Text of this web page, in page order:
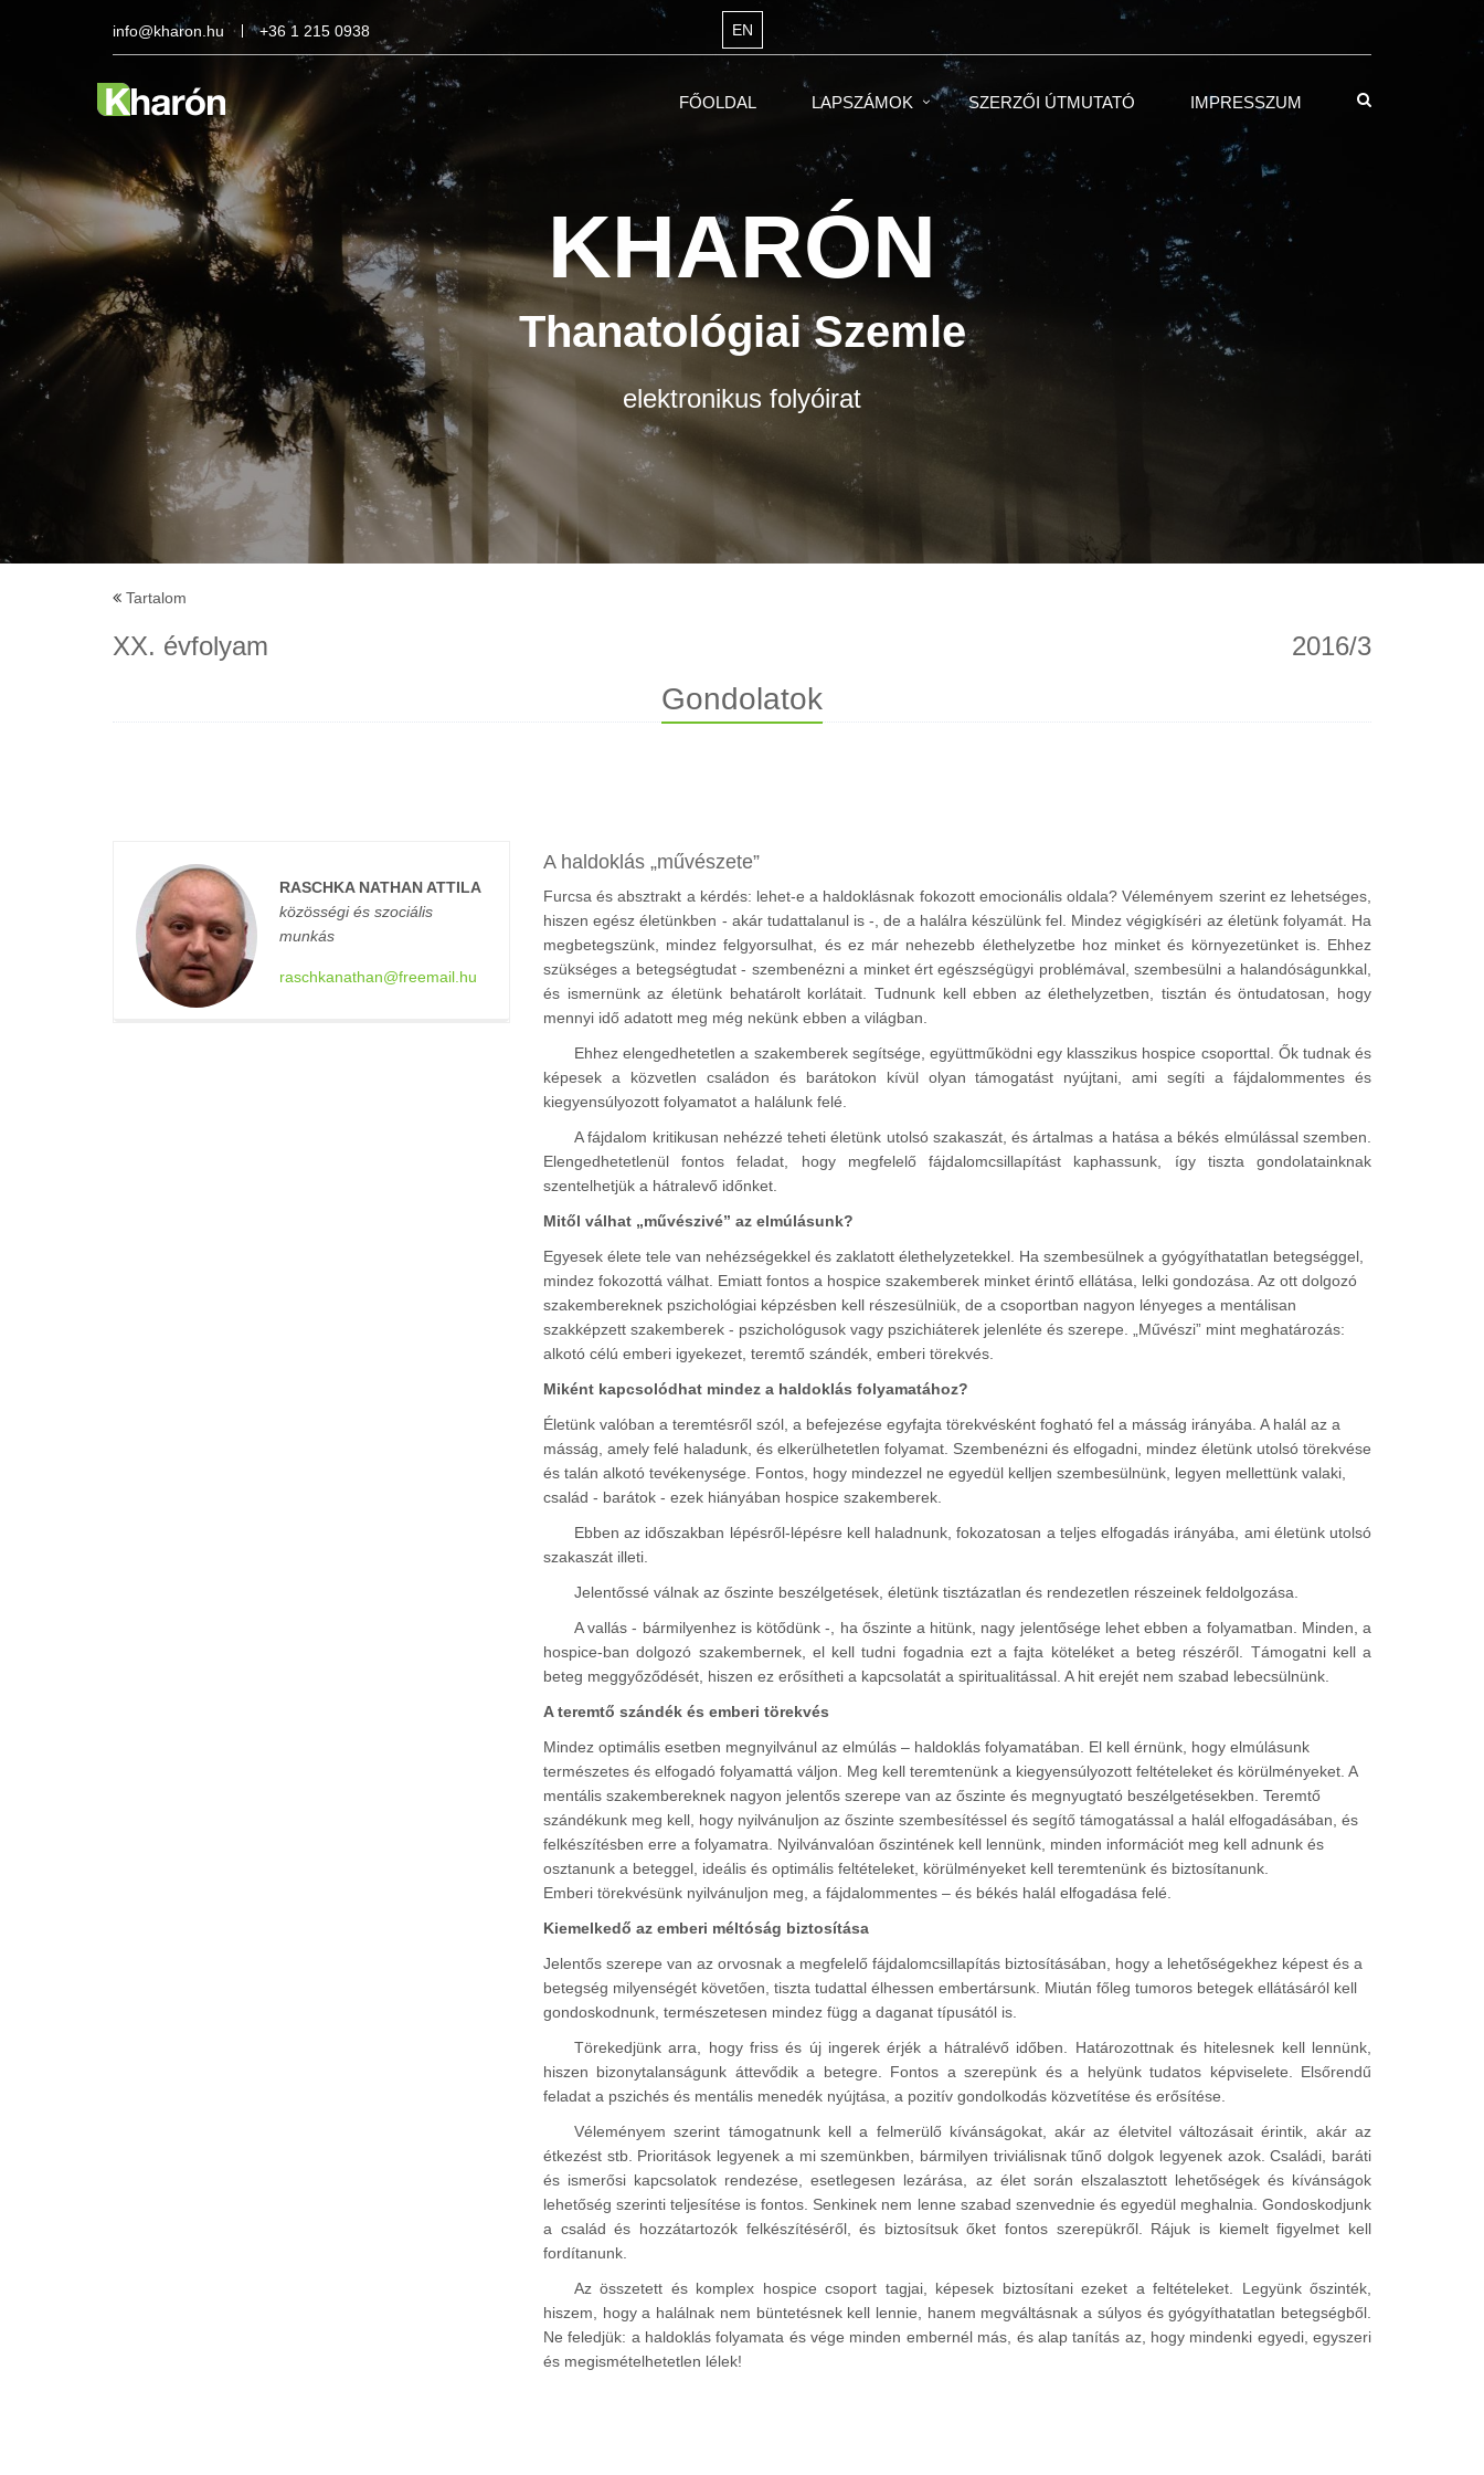
info@kharon.hu +36 1 215 0938 EN
FŐOLDAL LAPSZÁMOK SZERZŐI ÚTMUTATÓ IMPRESSZUM
KHARÓN
Thanatológiai Szemle
elektronikus folyóirat
Tartalom
XX. évfolyam 2016/3
Gondolatok
RASCHKA NATHAN ATTILA
közösségi és szociális
munkás
raschkanathan@freemail.hu
A haldoklás művészete
Furcsa és absztrakt a kérdés: lehet-e a haldoklásnak fokozott emocionális oldala? Véleményem szerint ez lehetséges,
hiszen egész életünkben - akár tudattalanul is -, de a halálra készülünk fel. Mindez végigkíséri az életünk folyamát. Ha
megbetegszünk, mindez felgyorsulhat, és ez már nehezebb élethelyzetbe hoz minket és környezetünket is. Ehhez
szükséges a betegségtudat - szembenézni a minket ért egészségügyi problémával, szembesülni a halandóságunkkal,
és ismernünk az életünk behatárolt korlátait. Tudnunk kell ebben az élethelyzetben, tisztán és öntudatosan, hogy
mennyi idő adatott meg még nekünk ebben a világban.
Ehhez elengedhetetlen a szakemberek segítsége, együttműködni egy klasszikus hospice csoporttal. Ők tudnak és
képesek a közvetlen családon és barátokon kívül olyan támogatást nyújtani, ami segíti a fájdalommentes és
kiegyensúlyozott folyamatot a halálunk felé.
A fájdalom kritikusan nehézzé teheti életünk utolsó szakaszát, és ártalmas a hatása a békés elmúlással szemben.
Elengedhetetlenül fontos feladat, hogy megfelelő fájdalomcsillapítást kaphassunk, így tiszta gondolatainknak
szentelhetjük a hátralevő időnket.
Mitől válhat
művészivé
az elmúlásunk?
Egyesek élete tele van nehézségekkel és zaklatott élethelyzetekkel. Ha szembesülnek a gyógyíthatatlan betegséggel,
mindez fokozottá válhat. Emiatt fontos a hospice szakemberek minket érintő ellátása, lelki gondozása. Az ott dolgozó
szakembereknek pszichológiai képzésben kell részesülniük, de a csoportban nagyon lényeges a mentálisan
szakképzett szakemberek - pszichológusok vagy pszichiáterek jelenléte és szerepe.
Művészi
mint meghatározás:
alkotó célú emberi igyekezet, teremtő szándék, emberi törekvés.
Miként kapcsolódhat mindez a haldoklás folyamatához?
Életünk valóban a teremtésről szól, a befejezése egyfajta törekvésként fogható fel a másság irányába. A halál az a
másság, amely felé haladunk, és elkerülhetetlen folyamat. Szembenézni és elfogadni, mindez életünk utolsó törekvése
és talán alkotó tevékenysége. Fontos, hogy mindezzel ne egyedül kelljen szembesülnünk, legyen mellettünk valaki,
család - barátok - ezek hiányában hospice szakemberek.
Ebben az időszakban lépésről-lépésre kell haladnunk, fokozatosan a teljes elfogadás irányába, ami életünk utolsó
szakaszát illeti.
Jelentőssé válnak az őszinte beszélgetések, életünk tisztázatlan és rendezetlen részeinek feldolgozása.
A vallás - bármilyenhez is kötődünk -, ha őszinte a hitünk, nagy jelentősége lehet ebben a folyamatban. Minden, a
hospice-ban dolgozó szakembernek, el kell tudni fogadnia ezt a fajta köteléket a beteg részéről. Támogatni kell a
beteg meggyőződését, hiszen ez erősítheti a kapcsolatát a spiritualitással. A hit erejét nem szabad lebecsülnünk.
A teremtő szándék és emberi törekvés
Mindez optimális esetben megnyilvánul az elmúlás – haldoklás folyamatában. El kell érnünk, hogy elmúlásunk
természetes és elfogadó folyamattá váljon. Meg kell teremtenünk a kiegyensúlyozott feltételeket és körülményeket. A
mentális szakembereknek nagyon jelentős szerepe van az őszinte és megnyugtató beszélgetésekben. Teremtő
szándékunk meg kell, hogy nyilvánuljon az őszinte szembesítéssel és segítő támogatással a halál elfogadásában, és
felkészítésben erre a folyamatra. Nyilvánvalóan őszintének kell lennünk, minden információt meg kell adnunk és
osztanunk a beteggel, ideális és optimális feltételeket, körülményeket kell teremtenünk és biztosítanunk.
Emberi törekvésünk nyilvánuljon meg, a fájdalommentes – és békés halál elfogadása felé.
Kiemelkedő az emberi méltóság biztosítása
Jelentős szerepe van az orvosnak a megfelelő fájdalomcsillapítás biztosításában, hogy a lehetőségekhez képest és a
betegség milyenségét követően, tiszta tudattal élhessen embertársunk. Miután főleg tumoros betegek ellátásáról kell
gondoskodnunk, természetesen mindez függ a daganat típusától is.
Törekedjünk arra, hogy friss és új ingerek érjék a hátralévő időben. Határozottnak és hitelesnek kell lennünk,
hiszen bizonytalanságunk áttevődik a betegre. Fontos a szerepünk és a helyünk tudatos képviselete. Elsőrendű
feladat a pszichés és mentális menedék nyújtása, a pozitív gondolkodás közvetítése és erősítése.
Véleményem szerint támogatnunk kell a felmerülő kívánságokat, akár az életvitel változásait érintik, akár az
étkezést stb. Prioritások legyenek a mi szemünkben, bármilyen triviálisnak tűnő dolgok legyenek azok. Családi, baráti
és ismerősi kapcsolatok rendezése, esetlegesen lezárása, az élet során elszalasztott lehetőségek és kívánságok
lehetőség szerinti teljesítése is fontos. Senkinek nem lenne szabad szenvednie és egyedül meghalnia. Gondoskodjunk
a család és hozzátartozók felkészítéséről, és biztosítsuk őket fontos szerepükről. Rájuk is kiemelt figyelmet kell
fordítanunk.
Az összetett és komplex hospice csoport tagjai, képesek biztosítani ezeket a feltételeket. Legyünk őszinték,
hiszem, hogy a halálnak nem büntetésnek kell lennie, hanem megváltásnak a súlyos és gyógyíthatatlan betegségből.
Ne feledjük: a haldoklás folyamata és vége minden embernél más, és alap tanítás az, hogy mindenki egyedi, egyszeri
és megismételhetetlen lélek!